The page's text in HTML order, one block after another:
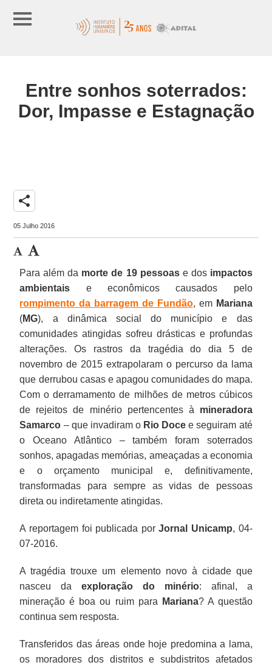
Entre sonhos soterrados:
Dor, Impasse e Estagnação
share
05 Julho 2016
Para além da morte de 19 pessoase dos impactos
ambientais e econômicos causados pelo
rompimento da barragem de Fundão, em Mariana
(MG), a dinâmica social do município e das
comunidades atingidas sofreu drásticas e profundas
alterações. Os rastros da tragédia do dia 5 de
novembro de 2015 extrapolaram o percurso da lama
que derrubou casas e apagou comunidades do mapa.
Com o derramamento de milhões de metros cúbicos
de rejeitos de minério pertencentes à mineradora
Samarco – que invadiram o Rio Doce e seguiram até
o Oceano Atlântico – também foram soterrados
sonhos, apagadas memórias, ameaçadas a economia
e o orçamento municipal e, definitivamente,
transformadas para sempre as vidas de pessoas
direta ou indiretamente atingidas.
A reportagem foi publicada porJornal Unicamp, 04-
07-2016.
A tragédia trouxe um elemento novo à cidade que
nasceu daexploração do minério: afinal, a
mineração é boa ou ruim para
Mariana? A questão
continua sem resposta.
Transferidos das áreas onde hoje predomina a lama,
os moradores dos distritos e subdistritos afetados